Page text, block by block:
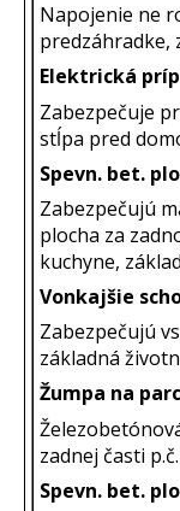
Napojenie ne
predzáhradke,
Elektrická
Zabezpečuje
stĺpa pred
Spevn. bet.
Zabezpečujú
plocha za
kuchyne,
Vonkajšie
Zabezpečujú
základná
Žumpa na
zadnej časti
Spevn. bet.